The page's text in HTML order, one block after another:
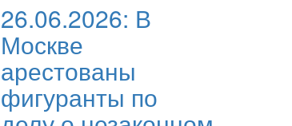
26.06.2026: В
Москве
арестованы
фигуранты по